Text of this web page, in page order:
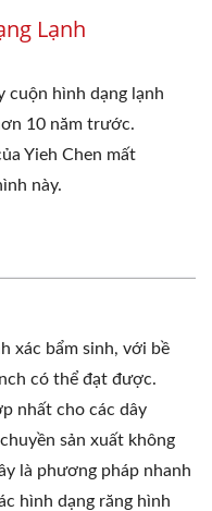
Lạnh
cuộn hình dạng lạnh
10 năm trước.
Yieh Chen mất
này.
xác bẩm sinh, với bề
có thể đạt được.
nhất cho các dây
sản xuất không
là phương pháp nhanh
hình dạng răng hình